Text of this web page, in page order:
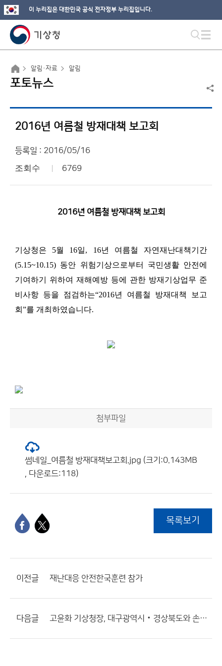
이 누리집은 대한민국 공식 전자정부 누리집입니다.
알림·자료 알림
포토뉴스
2016년 여름철 방재대책 보고회
등록일 : 2016/05/16
조회수 6769
2016년 여름철 방재대책 보고회
기상청은 5월 16일, 16년 여름철 자연재난대책기간
(5.15~10.15) 동안 위험기상으로부터 국민생활 안전에
기여하기 위하여 재해예방 등에 관한 방재기상업무 준
비사항 등을 점검하는“2016년 여름철 방재대책 보고
회”를 개최하였습니다.
첨부파일
썸네일_여름철 방재대책보고회.jpg (크기:0.143MB
, 다운로드:118)
목록보기
이전글 재난대응 안전한국훈련 참가
다음글 고윤화 기상청장, 대구광역시‧경상북도와 손잡고 영향예보에 앞장선다!